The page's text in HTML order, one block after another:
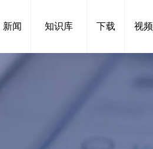
新闻 知识库 下载 视频